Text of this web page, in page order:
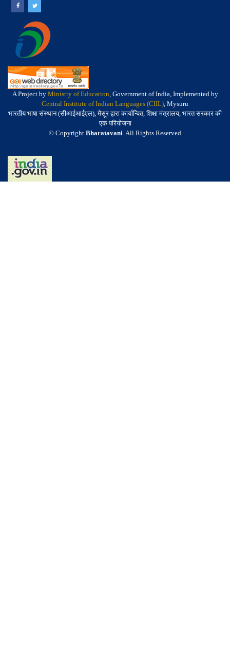
A Project by Ministry of Education, Government of India, Implemented by
Central Institute of Indian Languages (CIIL), Mysuru
भारतीय भाषा संस्थान (सीआईआईएल), मैसूर द्वारा कार्यान्वित, शिक्षा मंत्रालय, भारत सरकार की
एक परियोजना
© Copyright Bharatavani. All Rights Reserved